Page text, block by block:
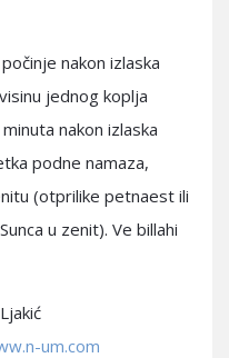
nakon izlaska
jednog koplja
nakon izlaska
podne namaza,
(otprilike petnaest ili
u zenit). Ve billahi
um.com